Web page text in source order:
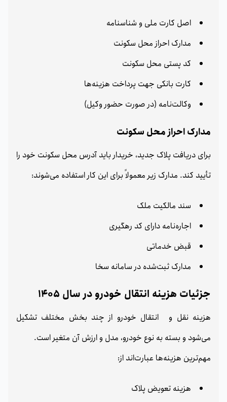
اصل کارت ملی و شناسنامه
مدارک احراز محل سکونت
کد پستی محل سکونت
کارت بانکی جهت پرداخت هزینه‌ها
وکالت‌نامه (در صورت حضور وکیل)
مدارک احراز محل سکونت
برای دریافت پلاک جدید، خریدار باید آدرس محل سکونت خود را
تأیید کند. مدارک زیر معمولاً برای این کار استفاده می‌شوند:
سند مالکیت ملک
اجاره‌نامه دارای کد رهگیری
قبض خدماتی
مدارک ثبت‌شده در سامانه سخا
جزئیات هزینه انتقال خودرو در سال 1405
هزینه نقل و انتقال خودرو از چند بخش مختلف تشکیل
می‌شود و بسته به نوع خودرو، مدل و ارزش آن متغیر است.
مهم‌ترین هزینه‌ها عبارت‌اند از:
هزینه تعویض پلاک